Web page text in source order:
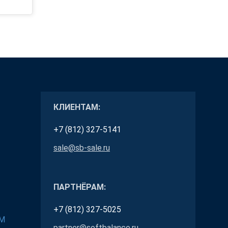
КЛИЕНТАМ:
+7 (812) 327-5141
sale@sb-sale.ru
ПАРТНЁРАМ:
+7 (812) 327-5025